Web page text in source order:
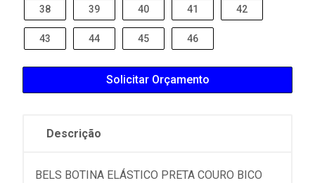
38 39 40 41 42
43 44 45 46
Solicitar Orçamento
Descrição
BELS BOTINA ELÁSTICO PRETA COURO BICO